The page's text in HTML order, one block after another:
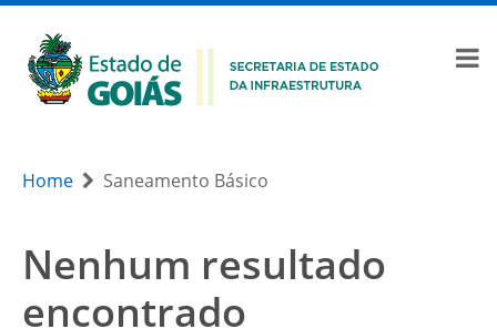
Home Saneamento Básico
Nenhum resultado
encontrado